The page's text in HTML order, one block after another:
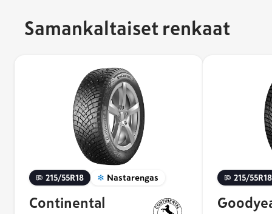
Samankaltaiset renkaat
215/55R18 Nastarengas
Continental
215/55R18